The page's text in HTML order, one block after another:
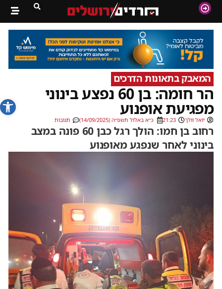
פתח
המאבק בתאונות הדרכים
הר חומה: בן 60 נפצע בינוני
מפגיעת אופנוע
יואל וולך 21:23 כ״א באלול תשפ״ה (14/09/2025) תגובות
רחוב בן חמו: הולך רגל כבן 60 פונה במצב
בינוני לאחר שנפגע מאופנוע